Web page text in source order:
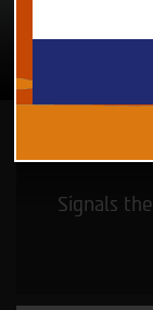
Signals